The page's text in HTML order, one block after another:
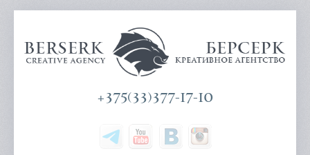
+375(33)377-17-10